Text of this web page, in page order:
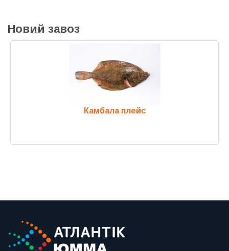
Новий завоз
Камбала плейс